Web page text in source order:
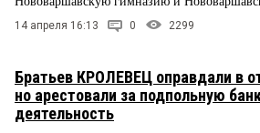
14 апреля 16:13 0 2299
Братьев КРОЛЕВЕЦ оправдали в
но арестовали за подпольную
деятельность